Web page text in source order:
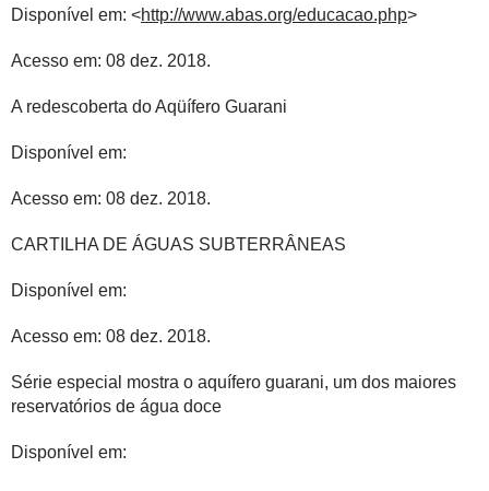
Disponível em: <http://www.abas.org/educacao.php>
Acesso em: 08 dez. 2018.
A redescoberta do Aqüífero Guarani
Disponível em:
Acesso em: 08 dez. 2018.
CARTILHA DE ÁGUAS SUBTERRÂNEAS
Disponível em:
Acesso em: 08 dez. 2018.
Série especial mostra o aquífero guarani, um dos maiores
reservatórios de água doce
Disponível em: